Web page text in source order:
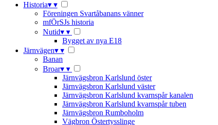
Historia▾ ▾
Föreningen Svartåbanans vänner
mfÖrSJs historia
Nutid▾ ▾
Bygget av nya E18
Järnvägen▾ ▾
Banan
Broar▾ ▾
Järnvägsbron Karlslund öster
Järnvägsbron Karlslund väster
Järnvägsbron Karlslund kvarnspår kanalen
Järnvägsbron Karlslund kvarnspår tuben
Järnvägsbron Rumboholm
Vägbron Östertysslinge